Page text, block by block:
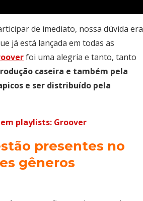
de imediato, nossa dúvida era
já está lançada em todas as
foi uma alegria e tanto, tanto
caseira e também pela
e ser distribuído pela
playlists: Groover
presentes no
gêneros